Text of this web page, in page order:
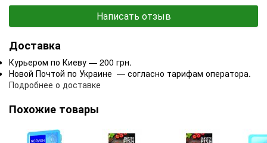
Написать отзыв
Доставка
Курьером по Киеву — 200 грн.
Новой Почтой по Украине — согласно тарифам оператора.
Подробнее о доставке
Похожие товары